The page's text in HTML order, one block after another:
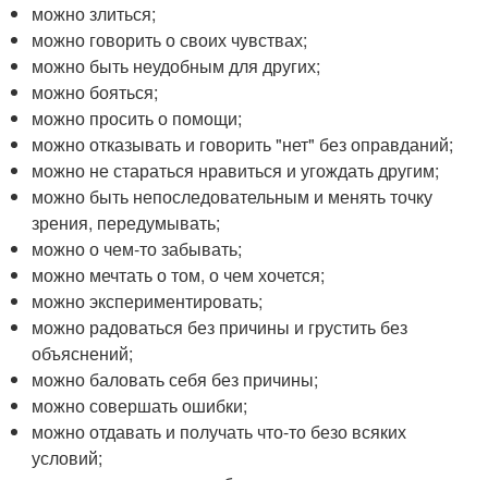
можно злиться;
можно говорить о своих чувствах;
можно быть неудобным для других;
можно бояться;
можно просить о помощи;
можно отказывать и говорить "нет" без оправданий;
можно не стараться нравиться и угождать другим;
можно быть непоследовательным и менять точку
зрения, передумывать;
можно о чем-то забывать;
можно мечтать о том, о чем хочется;
можно экспериментировать;
можно радоваться без причины и грустить без
объяснений;
можно баловать себя без причины;
можно совершать ошибки;
можно отдавать и получать что-то безо всяких
условий;